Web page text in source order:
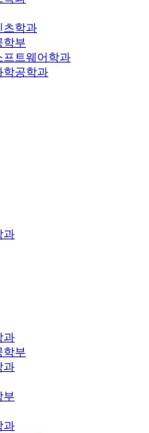
츠학과
학부
프트웨어학과
학공학과
과
과
학부
과
부
과